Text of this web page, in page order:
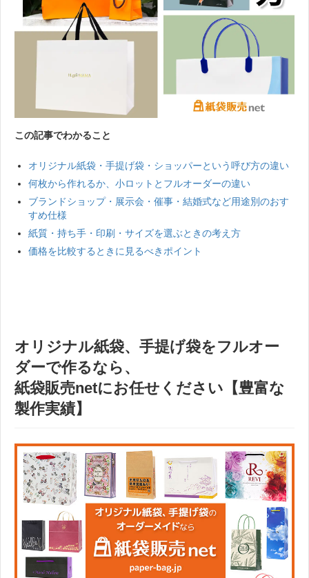
この記事でわかること
オリジナル紙袋・手提げ袋・ショッパーという呼び方の違い
何枚から作れるか、小ロットとフルオーダーの違い
ブランドショップ・展示会・催事・結婚式など用途別のおす
すめ仕様
紙質・持ち手・印刷・サイズを選ぶときの考え方
価格を比較するときに見るべきポイント
オリジナル紙袋、手提げ袋をフルオー
ダーで作るなら、
紙袋販売netにお任せください【豊富な
製作実績】